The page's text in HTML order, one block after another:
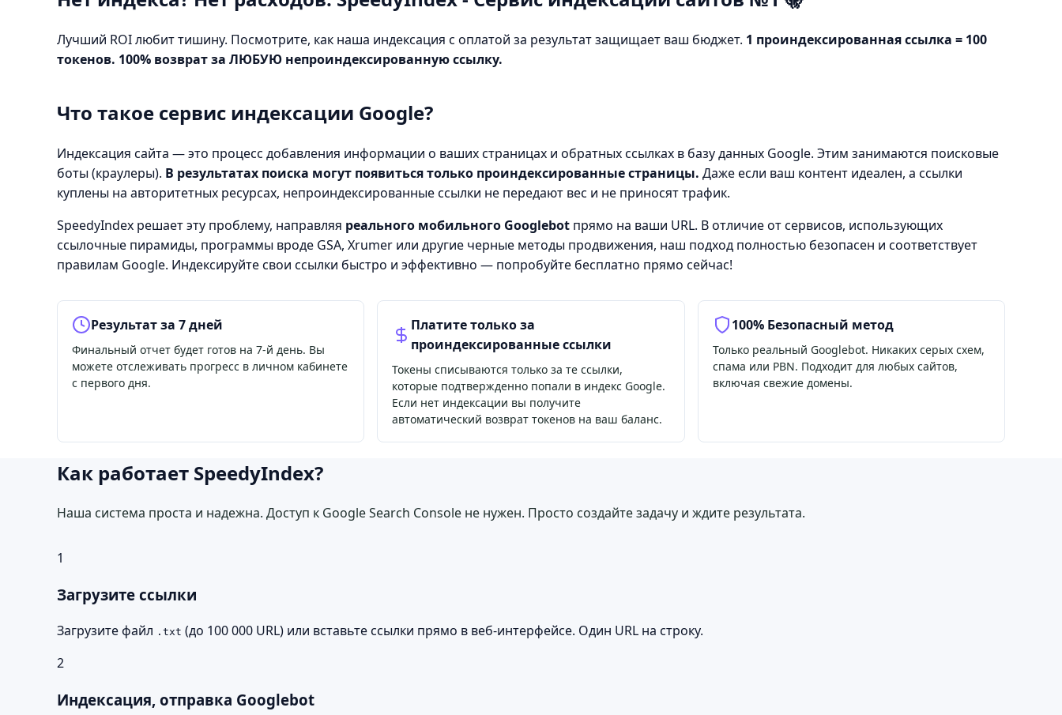
Лучший ROI любит тишину. Посмотрите, как наша индексация с оплатой за результат защищает ваш бюджет. 1 проиндексированная ссылка = 100
токенов. 100% возврат за ЛЮБУЮ непроиндексированную ссылку.
Что такое сервис индексации Google?
Индексация сайта — это процесс добавления информации о ваших страницах и обратных ссылках в базу данных Google. Этим занимаются поисковые
боты (краулеры). В результатах поиска могут появиться только проиндексированные страницы. Даже если ваш контент идеален, а ссылки
куплены на авторитетных ресурсах, непроиндексированные ссылки не передают вес и не приносят трафик.
SpeedyIndex решает эту проблему, направляя реального мобильного Googlebot прямо на ваши URL. В отличие от сервисов, использующих
ссылочные пирамиды, программы вроде GSA, Xrumer или другие черные методы продвижения, наш подход полностью безопасен и соответствует
правилам Google. Индексируйте свои ссылки быстро и эффективно — попробуйте бесплатно прямо сейчас!
Результат за 7 дней
Финальный отчет будет готов на 7-й день. Вы
можете отслеживать прогресс в личном кабинете
с первого дня.
Платите только за
проиндексированные ссылки
Токены списываются только за те ссылки,
которые подтвержденно попали в индекс Google.
Если нет индексации вы получите
автоматический возврат токенов на ваш баланс.
100% Безопасный метод
Только реальный Googlebot. Никаких серых схем,
спама или PBN. Подходит для любых сайтов,
включая свежие домены.
Как работает SpeedyIndex?
Наша система проста и надежна. Доступ к Google Search Console не нужен. Просто создайте задачу и ждите результата.
1
Загрузите ссылки
Загрузите файл .txt (до 100 000 URL) или вставьте ссылки прямо в веб-интерфейсе. Один URL на строку.
2
Индексация, отправка Googlebot